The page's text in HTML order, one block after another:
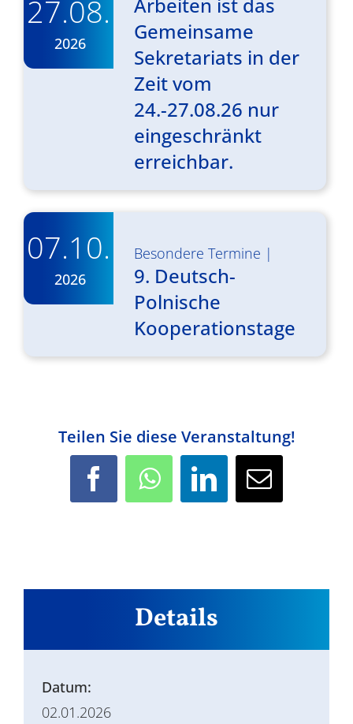
27.08.
2026
Gemeinsame
Sekretariats in der
Zeit vom
24.-27.08.26 nur
eingeschränkt
erreichbar.
07.10.
2026
Besondere Termine |
9. Deutsch-
Polnische
Kooperationstage
Teilen Sie diese Veranstaltung!
Facebook WhatsApp LinkedIn
E-
Details
Datum:
02.01.2026